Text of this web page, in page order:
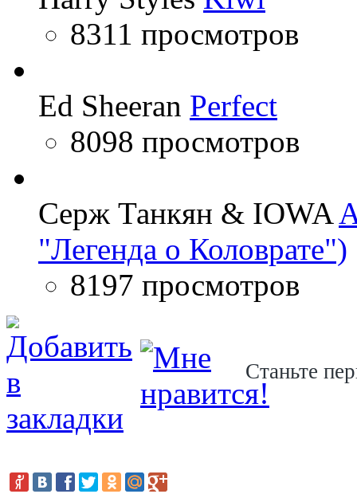
8311 просмотров
Ed Sheeran Perfect
8098 просмотров
Серж Танкян & IOWA
"Легенда о Коловрате")
8197 просмотров
Станьте